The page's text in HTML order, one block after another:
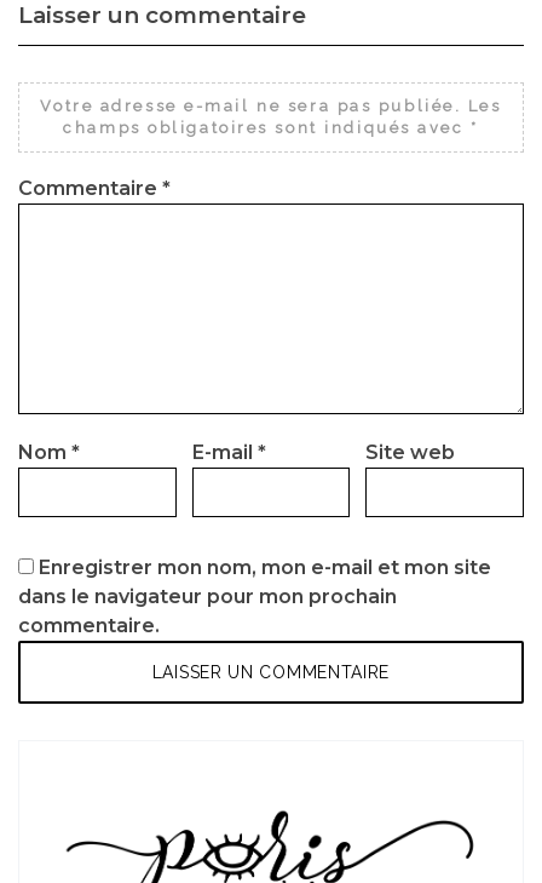
Laisser un commentaire
Votre adresse e-mail ne sera pas publiée. Les
champs obligatoires sont indiqués avec *
Commentaire *
Nom * E-mail * Site web
Enregistrer mon nom, mon e-mail et mon site
dans le navigateur pour mon prochain
commentaire.